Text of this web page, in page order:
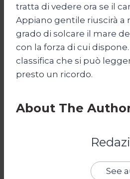
tratta di vedere ora se il
Appiano gentile riuscirà a
grado di solcare il mare
con la forza di cui
classifica che si può
presto un ricordo.
About The
See